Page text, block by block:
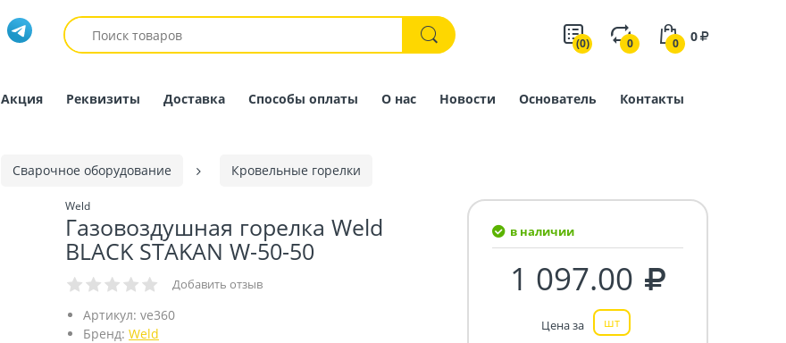
(0) 0 0 0
Акция Реквизиты Доставка Способы оплаты О нас Новости Основатель Контакты
Сварочное оборудование Кровельные горелки
Weld
Газовоздушная горелка Weld
BLACK STAKAN W-50-50
Добавить отзыв
Артикул: ve360
Бренд: Weld
в наличии
1 097.00
Цена за шт